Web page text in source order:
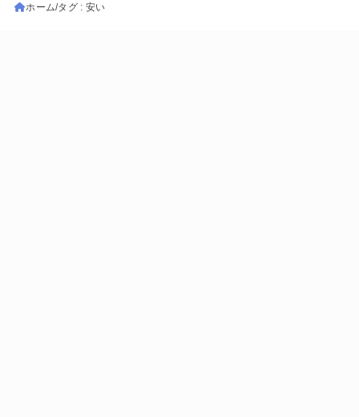
ホーム タグ : 安い